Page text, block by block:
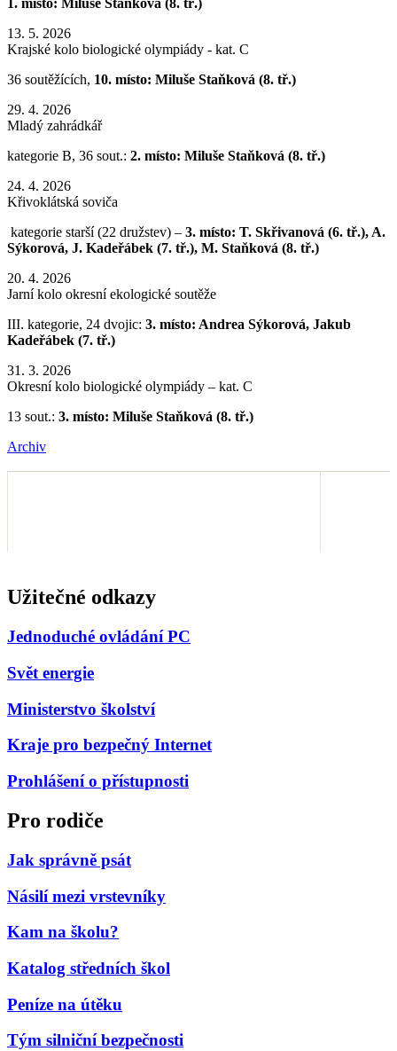
1. místo: Miluše Staňková (8. tř.)
13. 5. 2026
Krajské kolo biologické olympiády - kat. C
36 soutěžících, 10. místo: Miluše Staňková (8. tř.)
29. 4. 2026
Mladý zahrádkář
kategorie B, 36 sout.: 2. místo: Miluše Staňková (8. tř.)
24. 4. 2026
Křivoklátská soviča
kategorie starší (22 družstev) – 3. místo: T. Skřivanová (6. tř.), A.
Sýkorová, J. Kadeřábek (7. tř.), M. Staňková (8. tř.)
20. 4. 2026
Jarní kolo okresní ekologické soutěže
III. kategorie, 24 dvojic: 3. místo: Andrea Sýkorová, Jakub
Kadeřábek (7. tř.)
31. 3. 2026
Okresní kolo biologické olympiády – kat. C
13 sout.: 3. místo: Miluše Staňková (8. tř.)
Archiv
Užitečné odkazy
Jednoduché ovládání PC
Svět energie
Ministerstvo školství
Kraje pro bezpečný Internet
Prohlášení o přístupnosti
Pro rodiče
Jak správně psát
Násilí mezi vrstevníky
Kam na školu?
Katalog středních škol
Peníze na útěku
Tým silniční bezpečnosti